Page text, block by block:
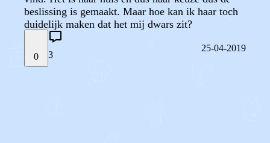
beslissing is gemaakt. Maar hoe kan ik haar toch
duidelijk maken dat het mij dwars zit?
0 3
25-04-2019